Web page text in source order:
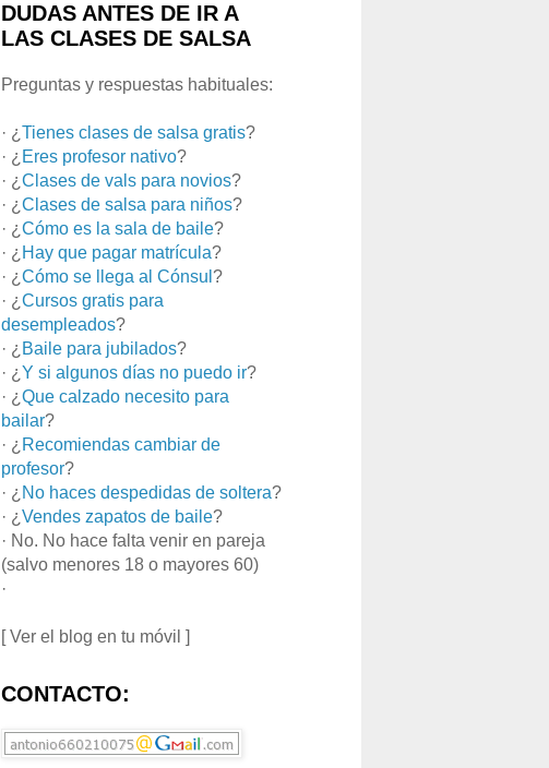
DUDAS ANTES DE IR A
LAS CLASES DE SALSA
Preguntas y respuestas habituales:
· ¿ Tienes clases de salsa gratis?
· ¿ Eres profesor nativo?
· ¿ Clases de vals para novios?
· ¿ Clases de salsa para niños?
· ¿ Cómo es la sala de baile?
· ¿ Hay que pagar matrícula?
· ¿ Cómo se llega al Cónsul ?
· ¿ Cursos gratis para
desempleados?
· ¿ Baile para jubilados?
· ¿ Y si algunos días no puedo ir?
· ¿ Que calzado necesito para
bailar?
· ¿ Recomiendas cambiar de
profesor?
· ¿ No haces despedidas de soltera?
· ¿ Vendes zapatos de baile?
· No. No hace falta venir en pareja
(salvo menores 18 o mayores 60)
·
[ Ver el blog en tu móvil ]
CONTACTO: